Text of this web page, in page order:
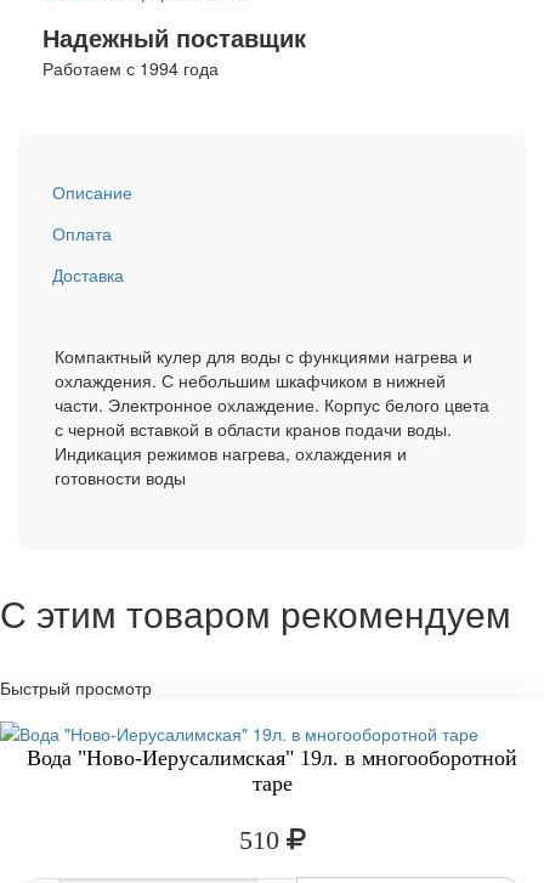
Надежный поставщик
Работаем с 1994 года
Описание
Оплата
Доставка
Компактный кулер для воды с функциями нагрева и
охлаждения. С небольшим шкафчиком в нижней
части. Электронное охлаждение. Корпус белого цвета
с черной вставкой в области кранов подачи воды.
Индикация режимов нагрева, охлаждения и
готовности воды
С этим товаром рекомендуем
Быстрый просмотр
Вода "Ново-Иерусалимская" 19л. в многооборотной
таре
510